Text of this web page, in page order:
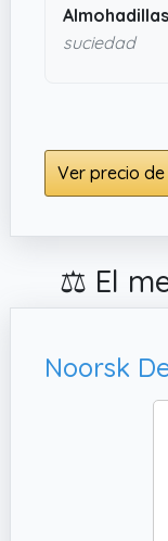
suciedad
Ver precio
⚖️ El